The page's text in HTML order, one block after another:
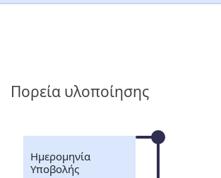
Πορεία υλοποίησης
Ημερομηνία
Υποβολής